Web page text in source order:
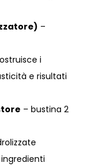
–
i
e risultati
– bustina 2